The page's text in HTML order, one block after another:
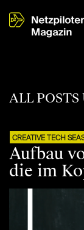
ALL POSTS
CREATIVE TECH
Aufbau
die im